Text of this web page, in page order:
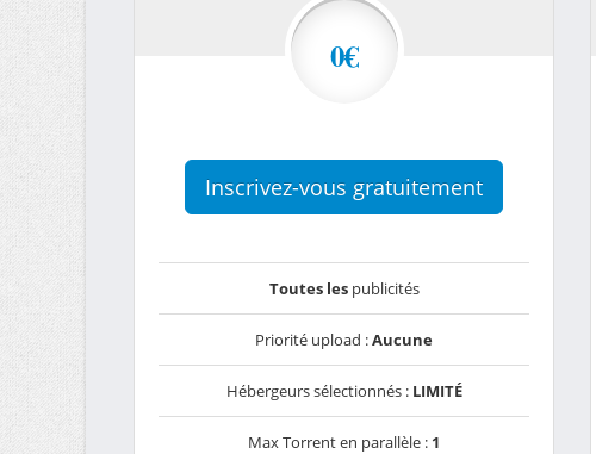
0€
Inscrivez-vous gratuitement
Toutes lespublicités
Priorité upload :Aucune
Hébergeurs sélectionnés : LIMITÉ
Max Torrent en parallèle : 1